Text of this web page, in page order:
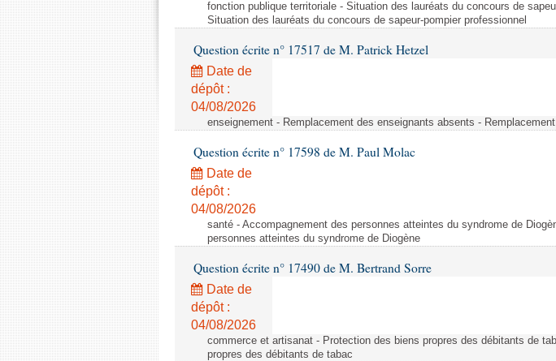
fonction publique territoriale - Situation des lauréats du concours de
Situation des lauréats du concours de sapeur-pompier professionnel
Question écrite n° 17517 de M. Patrick Hetzel
Date de
dépôt :
04/08/2026
enseignement - Remplacement des enseignants absents -
Question écrite n° 17598 de M. Paul Molac
Date de
dépôt :
04/08/2026
santé - Accompagnement des personnes atteintes du syndrome de
personnes atteintes du syndrome de Diogène
Question écrite n° 17490 de M. Bertrand Sorre
Date de
dépôt :
04/08/2026
commerce et artisanat - Protection des biens propres des débitants de
propres des débitants de tabac